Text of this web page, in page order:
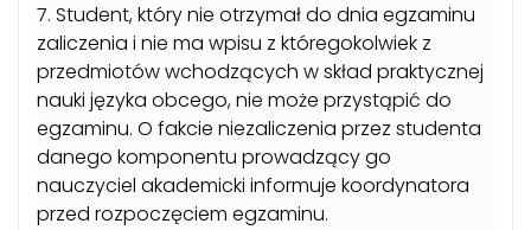
7. Student, który nie otrzymał do dnia egzaminu
zaliczenia i nie ma wpisu z któregokolwiek z
przedmiotów wchodzących w skład praktycznej
nauki języka obcego, nie może przystąpić do
egzaminu. O fakcie niezaliczenia przez studenta
danego komponentu prowadzący go
nauczyciel akademicki informuje koordynatora
przed rozpoczęciem egzaminu.